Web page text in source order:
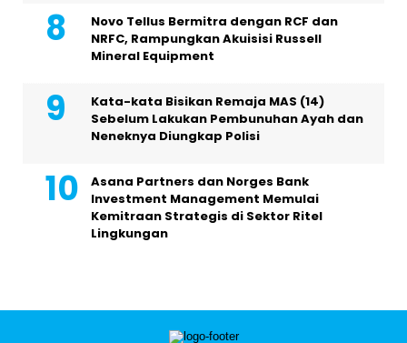
Novo Tellus Bermitra dengan RCF dan
NRFC, Rampungkan Akuisisi Russell
Mineral Equipment
Kata-kata Bisikan Remaja MAS (14)
Sebelum Lakukan Pembunuhan Ayah dan
Neneknya Diungkap Polisi
Asana Partners dan Norges Bank
Investment Management Memulai
Kemitraan Strategis di Sektor Ritel
Lingkungan